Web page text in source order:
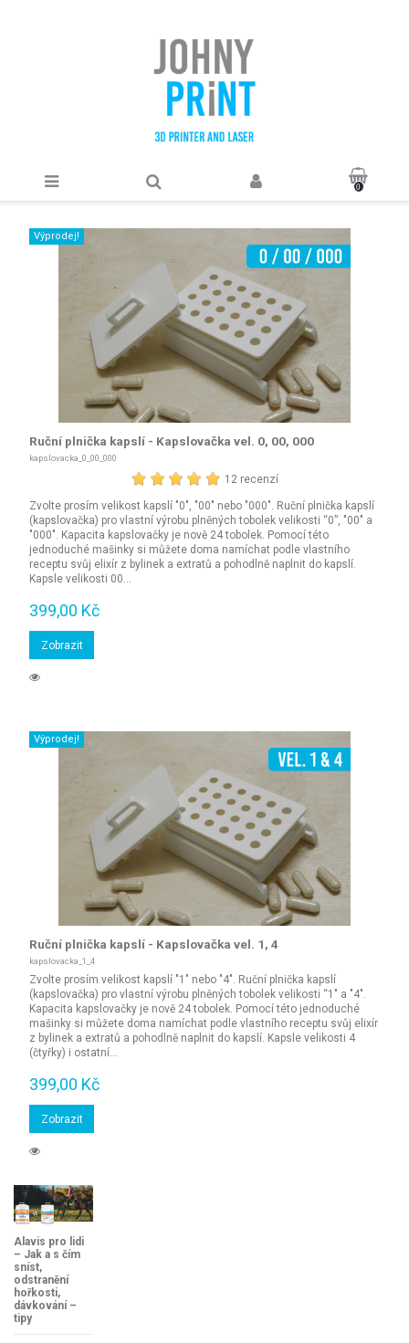
0
Výprodej!
Ruční plnička kapslí - Kapslovačka vel. 0, 00, 000
kapslovacka_0_00_000
12 recenzí
Zvolte prosím velikost kapslí "0", "00" nebo "000". Ruční plnička kapslí
(kapslovačka) pro vlastní výrobu plněných tobolek velikosti “0”, "00" a
"000". Kapacita kapslovačky je nově 24 tobolek. Pomocí této
jednoduché mašinky si můžete doma namíchat podle vlastního
receptu svůj elixír z bylinek a extratů a pohodlně naplnit do kapslí.
Kapsle velikosti 00...
399,00 Kč
Zobrazit
Výprodej!
Ruční plnička kapslí - Kapslovačka vel. 1, 4
kapslovacka_1_4
Zvolte prosím velikost kapslí "1" nebo "4". Ruční plnička kapslí
(kapslovačka) pro vlastní výrobu plněných tobolek velikosti “1" a "4".
Kapacita kapslovačky je nově 24 tobolek. Pomocí této jednoduché
mašinky si můžete doma namíchat podle vlastního receptu svůj elixír
z bylinek a extratů a pohodlně naplnit do kapslí. Kapsle velikosti 4
(čtyřky) i ostatní...
399,00 Kč
Zobrazit
Alavis pro lidi
– Jak a s čím
sníst,
odstranění
hořkosti,
dávkování –
tipy